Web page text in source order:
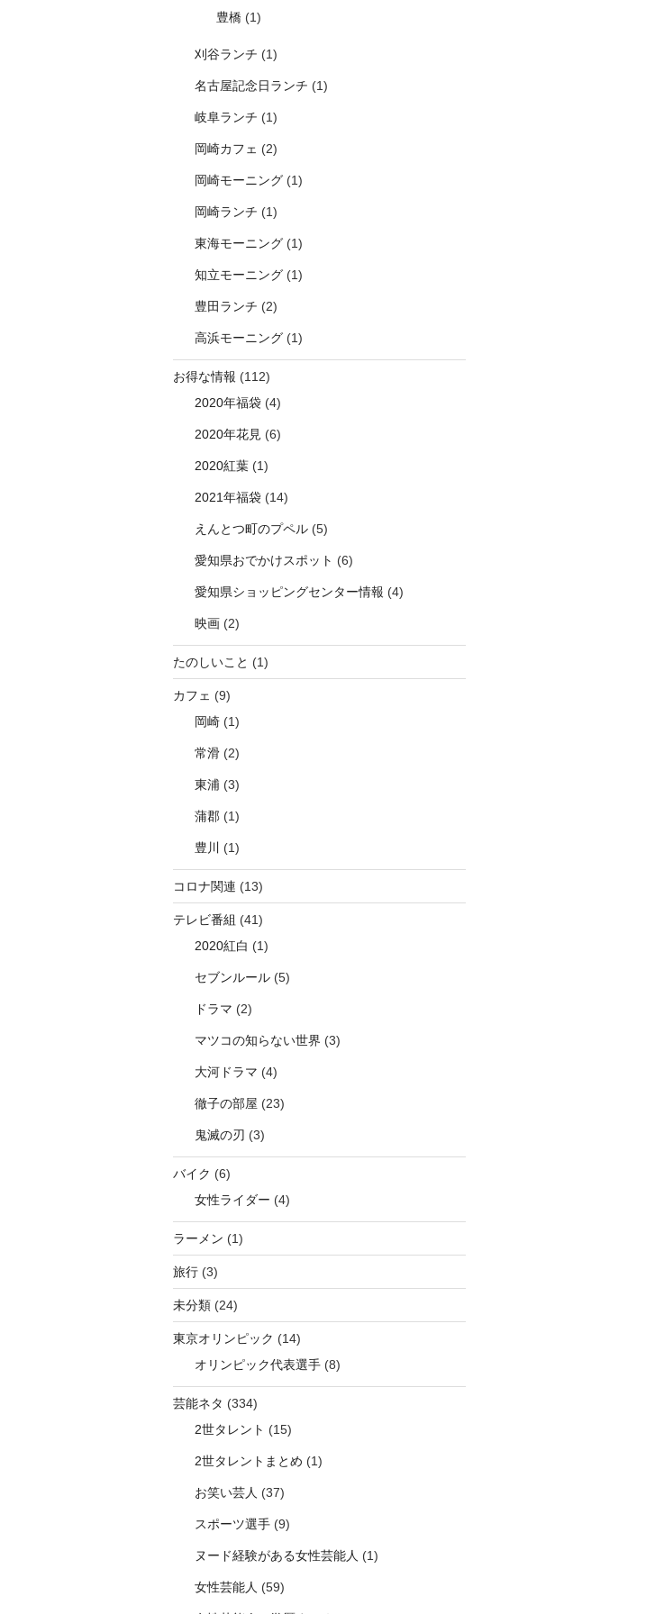
豊橋(1)
刈谷ランチ (1)
名古屋記念日ランチ (1)
岐阜ランチ (1)
岡崎カフェ (2)
岡崎モーニング(1)
岡崎ランチ (1)
東海モーニング(1)
知立モーニング(1)
豊田ランチ (2)
高浜モーニング(1)
お得な情報 (112)
2020年福袋(4)
2020年花見 (6)
2020紅葉(1)
2021年福袋(14)
えんとつ町のプペル(5)
愛知県おでかけスポット (6)
愛知県ショッピングセンター情報 (4)
映画(2)
たのしいこと (1)
カフェ (9)
岡崎(1)
常滑(2)
東浦 (3)
蒲郡(1)
豊川 (1)
コロナ関連 (13)
テレビ番組 (41)
2020紅白 (1)
セブンルール(5)
ドラマ (2)
マツコの知らない世界 (3)
大河ドラマ (4)
徹子の部屋 (23)
鬼滅の刃 (3)
バイク (6)
女性ライダー (4)
ラーメン (1)
旅行(3)
未分類(24)
東京オリンピック (14)
オリンピック代表選手(8)
芸能ネタ (334)
2世タレント (15)
2世タレントまとめ (1)
お笑い芸人 (37)
スポーツ選手(9)
ヌード経験がある女性芸能人 (1)
女性芸能人 (59)